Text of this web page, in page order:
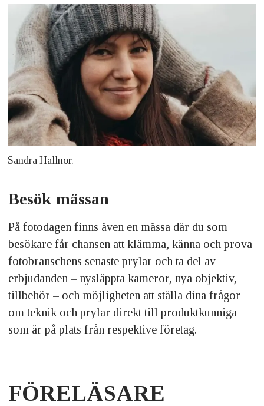
Sandra Hallnor.
Besök mässan
På fotodagen finns även en mässa där du som
besökare får chansen att klämma, känna och prova
fotobranschens senaste prylar och ta del av
erbjudanden – nysläppta kameror, nya objektiv,
tillbehör – och möjligheten att ställa dina frågor
om teknik och prylar direkt till produktkunniga
som är på plats från respektive företag.
FÖRELÄSARE